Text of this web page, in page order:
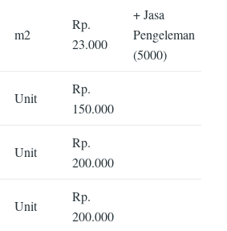
m2
Rp.
23.000
+ Jasa
Pengeleman
(5000)
Unit
Rp.
150.000
Unit
Rp.
200.000
Unit
Rp.
200.000